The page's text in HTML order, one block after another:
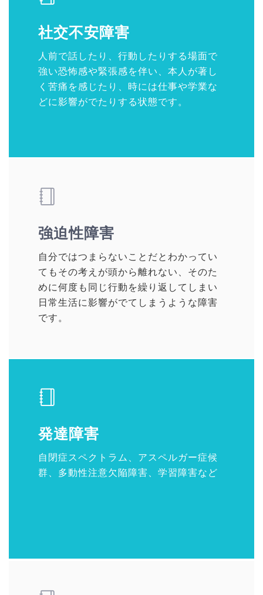
社交不安障害
人前で話したり、行動したりする場面で
強い恐怖感や緊張感を伴い、本人が著し
く苦痛を感じたり、時には仕事や学業な
どに影響がでたりする状態です。
強迫性障害
自分ではつまらないことだとわかってい
てもその考えが頭から離れない、そのた
めに何度も同じ行動を繰り返してしまい
日常生活に影響がでてしまうような障害
です。
発達障害
自閉症スペクトラム、アスペルガー症候
群、多動性注意欠陥障害、学習障害など